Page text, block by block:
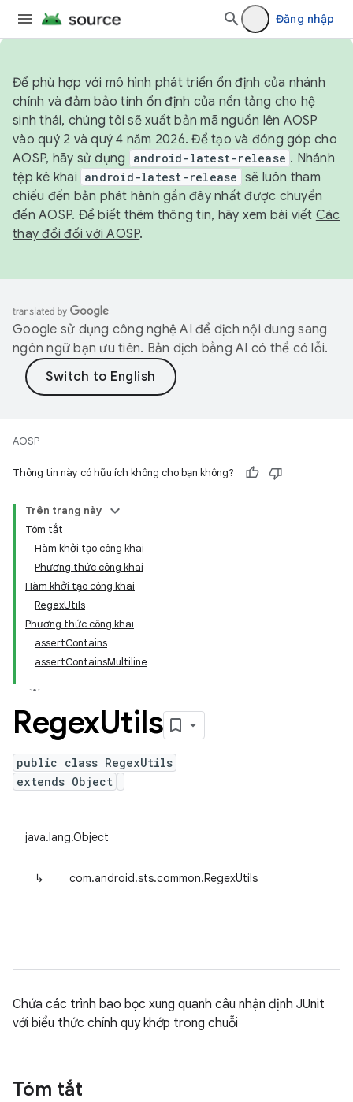
Đăng nhập
Để phù hợp với mô hình phát triển ổn định của nhánh
chính và đảm bảo tính ổn định của nền tảng cho hệ
sinh thái, chúng tôi sẽ xuất bản mã nguồn lên AOSP
vào quý 2 và quý 4 năm 2026. Để tạo và đóng góp cho
AOSP, hãy sử dụng
android-latest-release . Nhánh
tệp kê khai android-latest-release sẽ luôn tham
chiếu đến bản phát hành gần đây nhất được chuyển
đến AOSP. Để biết thêm thông tin, hãy xem bài viết Các
thay đổi đối với AOSP.
Google sử dụng công nghệ AI để dịch nội dung sang
ngôn ngữ bạn ưu tiên. Bản dịch bằng AI có thể có lỗi.
AOSP
Thông tin này có hữu ích không cho bạn không?
Trên trang này
Tóm tắt
Hàm khởi tạo công khai
Phương thức công khai
Hàm khởi tạo công khai
RegexUtils
Phương thức công khai
assertContains
assertContainsMultiline
RegexUtils
public class RegexUtils
extends Object
java.lang.Object
↳ com.android.sts.common.RegexUtils
Chứa các trình bao bọc xung quanh câu nhận định JUnit
với biểu thức chính quy khớp trong chuỗi
Tóm tắt